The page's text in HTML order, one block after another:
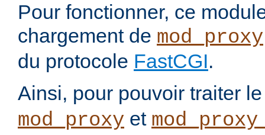
Pour fonctionner, ce
chargement de mod_proxy
du protocole FastCGI.
Ainsi, pour pouvoir traiter
mod_proxy et